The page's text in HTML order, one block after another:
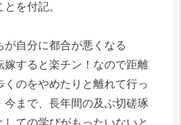
を付記。
自分に都合が悪くなる
嫁すると楽チン！なので距離
くのをやめたりと離れて行っ
今まで、長年間の及ぶ切磋琢
しての学びがもったいないと